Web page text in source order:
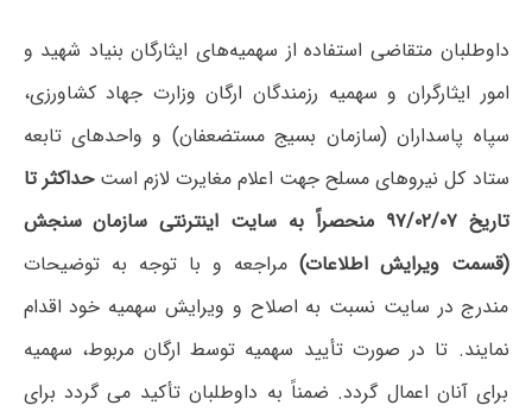
داوطلبان متقاضی استفاده از سهمیه‌های ایثارگان بنیاد شهید و
امور ایثارگران و سهمیه رزمندگان ارگان وزارت جهاد کشاورزی،
سپاه پاسداران (سازمان بسیج مستضعفان) و واحدهای تابعه
ستاد کل نیروهای مسلح جهت اعلام مغایرت لازم است حداکثر تا
تاریخ ۹۷/۰۲/۰۷
منحصراً به سایت اینترنتی سازمان سنجش
(قسمت ویرایش اطلاعات)مراجعه و با توجه به توضیحات
مندرج در سایت نسبت به اصلاح و ویرایش سهمیه خود اقدام
نمایند. تا در صورت تأیید سهمیه توسط ارگان مربوط، سهمیه
برای آنان اعمال گردد. ضمناً به داوطلبان تأکید می گردد برای